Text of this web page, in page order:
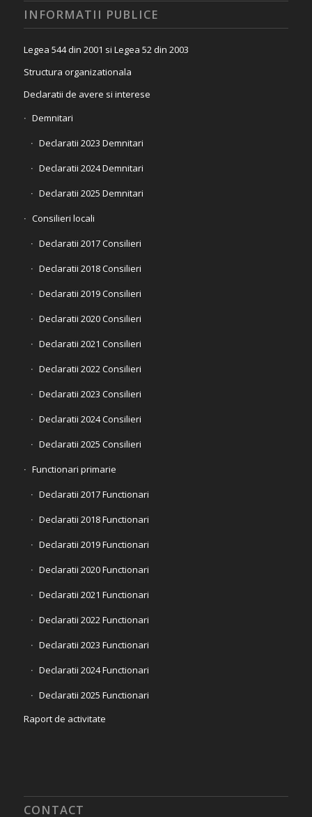
INFORMATII PUBLICE
Legea 544 din 2001 si Legea 52 din 2003
Structura organizationala
Declaratii de avere si interese
Demnitari
Declaratii 2023 Demnitari
Declaratii 2024 Demnitari
Declaratii 2025 Demnitari
Consilieri locali
Declaratii 2017 Consilieri
Declaratii 2018 Consilieri
Declaratii 2019 Consilieri
Declaratii 2020 Consilieri
Declaratii 2021 Consilieri
Declaratii 2022 Consilieri
Declaratii 2023 Consilieri
Declaratii 2024 Consilieri
Declaratii 2025 Consilieri
Functionari primarie
Declaratii 2017 Functionari
Declaratii 2018 Functionari
Declaratii 2019 Functionari
Declaratii 2020 Functionari
Declaratii 2021 Functionari
Declaratii 2022 Functionari
Declaratii 2023 Functionari
Declaratii 2024 Functionari
Declaratii 2025 Functionari
Raport de activitate
CONTACT